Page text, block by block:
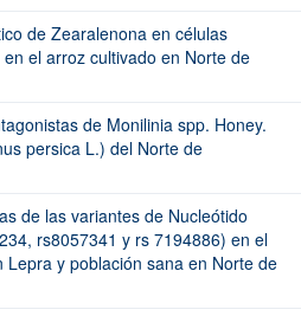
de Zearalenona en células
el arroz cultivado en Norte de
de Monilinia spp. Honey.
persica L.) del Norte de
de las variantes de Nucleótido
rs8057341 y rs 7194886) en el
y población sana en Norte de